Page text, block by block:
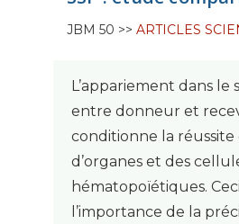
JBM 50 >> ARTICLES
L’appariement dans le
entre donneur et
conditionne la
d’organes et des
hématopoïétiques.
l’importance de la